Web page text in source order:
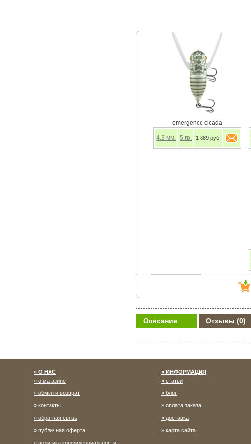
emergence cicada
4.3 мм. 5 гр. 1 889 руб.
Описание Отзывы (0)
О НАС
о магазине
обмен и возврат
контакты
обратная связь
публичная оферта
политика конфиденциальности
ИНФОРМАЦИЯ
статьи
блог
оплата заказа
доставка
карта сайта